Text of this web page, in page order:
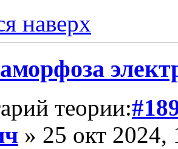
наверх
теории:
» 25 окт 2024,